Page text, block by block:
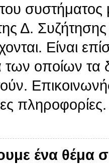
συστήματος
Δ.
Είναι
οποίων τα
πληροφορίες.
ένα θέμα